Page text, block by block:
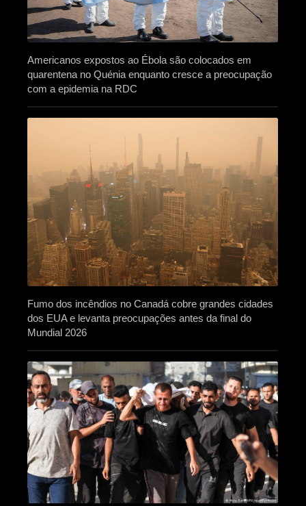
Americanos expostos ao Ébola são colocados em
quarentena no Quénia enquanto cresce a preocupação
com a epidemia na RDC
Fumo dos incêndios no Canadá cobre grandes cidades
dos EUA e levanta preocupações antes da final do
Mundial 2026